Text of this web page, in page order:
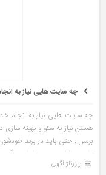
چه سایت هایی نیاز به
چه سایت هایی نیاز به انجام
هستن نیاز به سئو و بهینه سازی
برسن , حتی باید در برند
کلمه و یا اون رتبه رو ازش
سایت فروشگاهی […]
رپورتاژ آگهی